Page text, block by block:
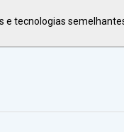
e tecnologias